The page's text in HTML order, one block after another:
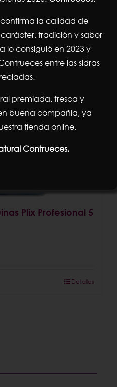
Detalles
Plix Profesional 5
Detalles
la calidad de
tradición y sabor
lo consiguió en 2023 y
entre las sidras
premiada, fresca y
buena compañía, ya
tienda online.
Contrueces.